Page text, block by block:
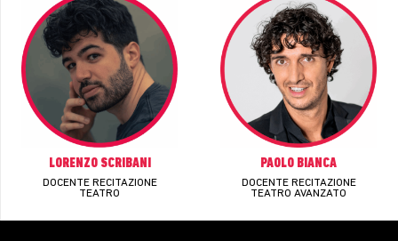
LORENZO SCRIBANI
DOCENTE RECITAZIONE
TEATRO
PAOLO BIANCA
DOCENTE RECITAZIONE
TEATRO AVANZATO